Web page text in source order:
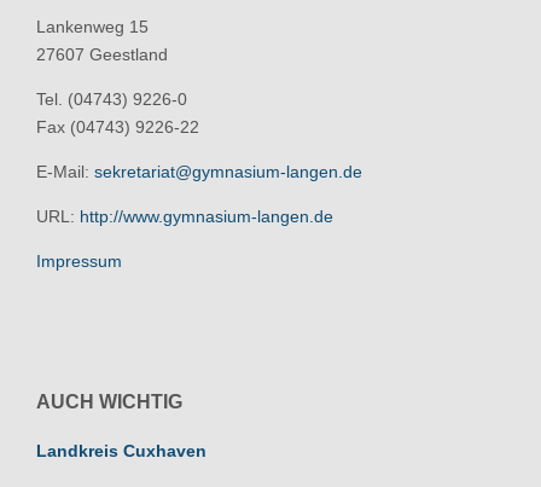
Lankenweg 15
27607 Geestland
Tel. (04743) 9226-0
Fax (04743) 9226-22
E-Mail: sekretariat@gymnasium-langen.de
URL: http://www.gymnasium-langen.de
Impressum
AUCH WICHTIG
Landkreis Cuxhaven